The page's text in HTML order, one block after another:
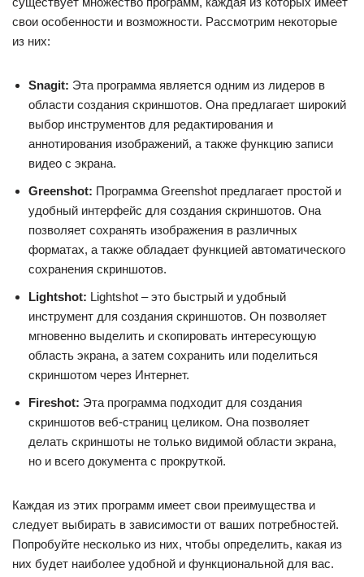
свои особенности и возможности. Рассмотрим некоторые
из них:
Snagit: Эта программа является одним из лидеров в
области создания скриншотов. Она предлагает широкий
выбор инструментов для редактирования и
аннотирования изображений, а также функцию записи
видео с экрана.
Greenshot: Программа Greenshot предлагает простой и
удобный интерфейс для создания скриншотов. Она
позволяет сохранять изображения в различных
форматах, а также обладает функцией автоматического
сохранения скриншотов.
Lightshot: Lightshot – это быстрый и удобный
инструмент для создания скриншотов. Он позволяет
мгновенно выделить и скопировать интересующую
область экрана, а затем сохранить или поделиться
скриншотом через Интернет.
Fireshot: Эта программа подходит для создания
скриншотов веб-страниц целиком. Она позволяет
делать скриншоты не только видимой области экрана,
но и всего документа с прокруткой.
Каждая из этих программ имеет свои преимущества и
следует выбирать в зависимости от ваших потребностей.
Попробуйте несколько из них, чтобы определить, какая из
них будет наиболее удобной и функциональной для вас.